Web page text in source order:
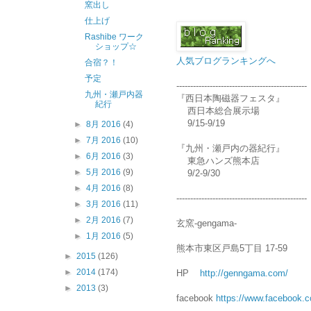
人気ブログランキングへ
-----------------------------------------------
『西日本陶磁器フェスタ』
西日本総合展示場
9/15-9/19
『九州・瀬戸内の器紀行』
東急ハンズ熊本店
9/2-9/30
-----------------------------------------------
玄窯-gengama-
熊本市東区戸島5丁目 17-59
HP http://genngama.com/
facebook https://
窯出し
仕上げ
Rashibe ワーク
ショップ☆
合宿？！
予定
九州・瀬戸内器
紀行
►8月 2016(4)
►7月 2016(10)
►6月 2016(3)
►5月 2016(9)
►4月 2016(8)
►3月 2016(11)
►2月 2016(7)
► 1月 2016(5)
► 2015 (126)
► 2014 (174)
► 2013 (3)